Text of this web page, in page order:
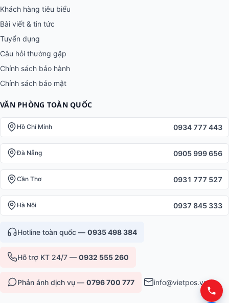
Khách hàng tiêu biểu
Bài viết & tin tức
Tuyển dụng
Câu hỏi thường gặp
Chính sách bảo hành
Chính sách bảo mật
VĂN PHÒNG TOÀN QUỐC
Hồ Chí Minh 0934 777 443
Đà Nẵng 0905 999 656
Cần Thơ 0931 777 527
Hà Nội 0937 845 333
Hotline toàn quốc — 0935 498 384
Hỗ trợ KT 24/7 — 0932 555 260
Phản ánh dịch vụ — 0796 700 777 info@vietpos.vn